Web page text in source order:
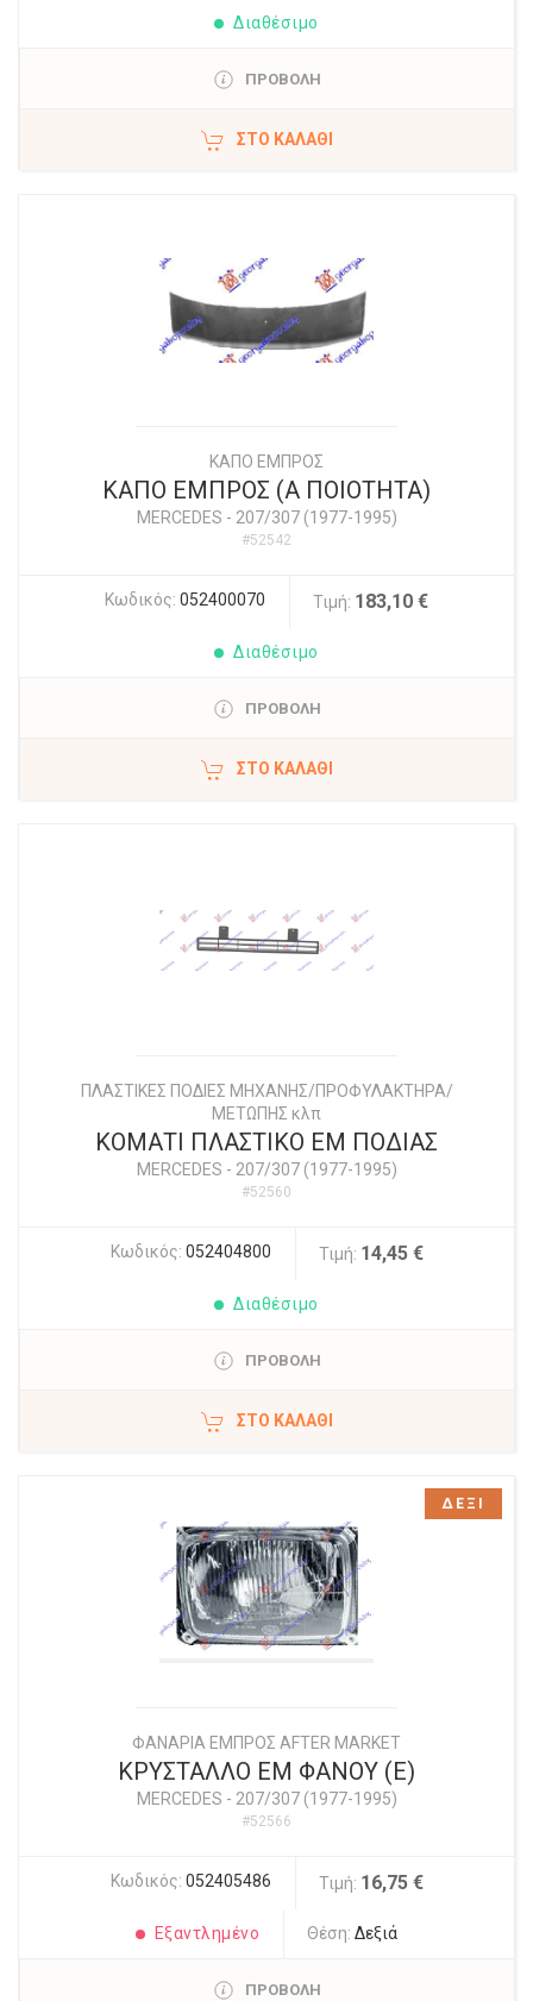
Διαθέσιμο
ΠΡΟΒΟΛΗ
ΣΤΟ ΚΑΛΆΘΙ
ΚΑΠΟ ΕΜΠΡΟΣ
ΚΑΠΟ ΕΜΠΡΟΣ (Α ΠΟΙΟΤΗΤΑ)
MERCEDES - 207/307 (1977-1995)
#52542
Κωδικός: 052400070 Τιμή: 183,10 €
Διαθέσιμο
ΠΡΟΒΟΛΗ
ΣΤΟ ΚΑΛΆΘΙ
ΠΛΑΣΤΙΚΕΣ ΠΟΔΙΕΣ ΜΗΧΑΝΗΣ/ΠΡΟΦΥΛΑΚΤΗΡΑ/
ΜΕΤΩΠΗΣ κλπ
ΚΟΜΑΤΙ ΠΛΑΣΤΙΚΟ ΕΜ ΠΟΔΙΑΣ
MERCEDES - 207/307 (1977-1995)
#52560
Κωδικός: 052404800 Τιμή: 14,45 €
Διαθέσιμο
ΠΡΟΒΟΛΗ
ΣΤΟ ΚΑΛΆΘΙ
ΦΑΝΑΡΙΑ ΕΜΠΡΟΣ AFTER MARKET
ΚΡΥΣΤΑΛΛΟ ΕΜ ΦΑΝΟΥ (E)
MERCEDES - 207/307 (1977-1995)
#52566
Κωδικός: 052405486 Τιμή: 16,75 €
Εξαντλημένο Θέση:Δεξιά
ΠΡΟΒΟΛΗ
ΔΕΞΙ